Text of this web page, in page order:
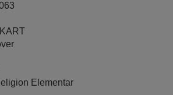
Elementar